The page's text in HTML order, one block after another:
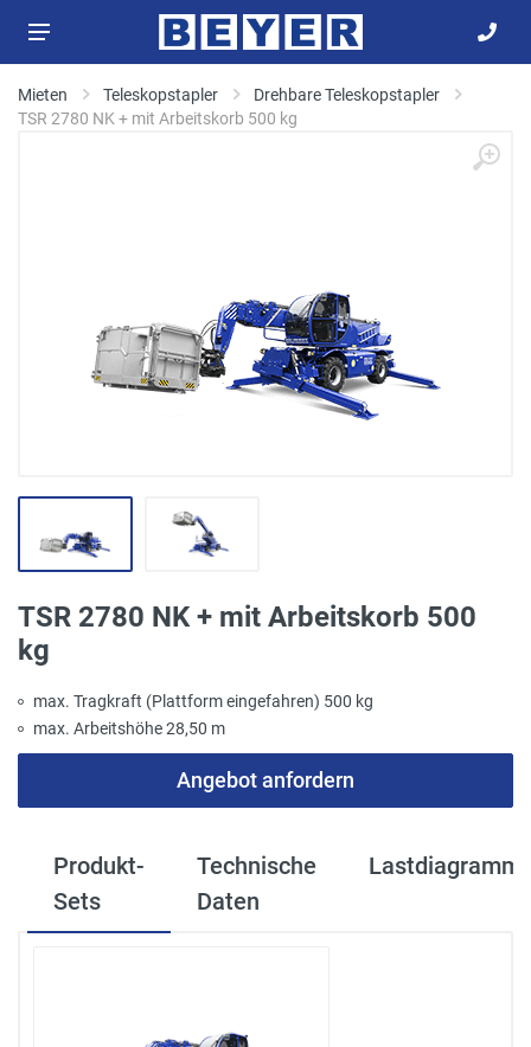
Mieten Teleskopstapler
Drehbare Teleskopstapler
TSR 2780 NK + mit Arbeitskorb 500 kg
TSR 2780 NK + mit Arbeitskorb 500
kg
max. Tragkraft (Plattform eingefahren) 500 kg
max. Arbeitshöhe 28,50 m
Angebot anfordern
Produkt-
Sets
Technische
Daten